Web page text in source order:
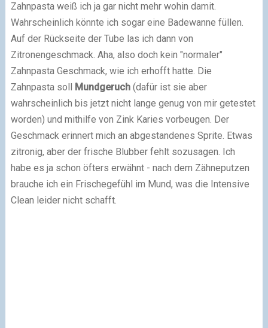
Zahnpasta weiß ich ja gar nicht mehr wohin damit.
Wahrscheinlich könnte ich sogar eine Badewanne füllen.
Auf der Rückseite der Tube las ich dann von
Zitronengeschmack. Aha, also doch kein "normaler"
Zahnpasta Geschmack, wie ich erhofft hatte. Die
Zahnpasta soll
Mundgeruch(dafür ist sie aber
wahrscheinlich bis jetzt nicht lange genug von mir getestet
worden) und mithilfe von Zink Karies vorbeugen. Der
Geschmack erinnert mich an abgestandenes Sprite. Etwas
zitronig, aber der frische Blubber fehlt sozusagen. Ich
habe es ja schon öfters erwähnt - nach dem Zähneputzen
brauche ich ein Frischegefühl im Mund, was die Intensive
Clean leider nicht schafft.